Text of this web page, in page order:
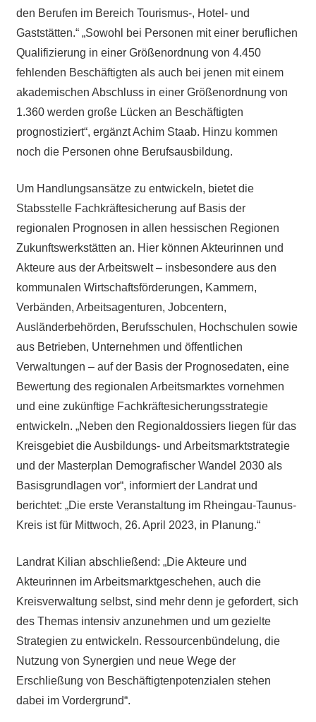
den Berufen im Bereich Tourismus-, Hotel- und
Gaststätten.“ „Sowohl bei Personen mit einer beruflichen
Qualifizierung in einer Größenordnung von 4.450
fehlenden Beschäftigten als auch bei jenen mit einem
akademischen Abschluss in einer Größenordnung von
1.360 werden große Lücken an Beschäftigten
prognostiziert“, ergänzt Achim Staab. Hinzu kommen
noch die Personen ohne Berufsausbildung.
Um Handlungsansätze zu entwickeln, bietet die
Stabsstelle Fachkräftesicherung auf Basis der
regionalen Prognosen in allen hessischen Regionen
Zukunftswerkstätten an. Hier können Akteurinnen und
Akteure aus der Arbeitswelt – insbesondere aus den
kommunalen Wirtschaftsförderungen, Kammern,
Verbänden, Arbeitsagenturen, Jobcentern,
Ausländerbehörden, Berufsschulen, Hochschulen sowie
aus Betrieben, Unternehmen und öffentlichen
Verwaltungen – auf der Basis der Prognosedaten, eine
Bewertung des regionalen Arbeitsmarktes vornehmen
und eine zukünftige Fachkräftesicherungsstrategie
entwickeln. „Neben den Regionaldossiers liegen für das
Kreisgebiet die Ausbildungs- und Arbeitsmarktstrategie
und der Masterplan Demografischer Wandel 2030 als
Basisgrundlagen vor“, informiert der Landrat und
berichtet: „Die erste Veranstaltung im Rheingau-Taunus-
Kreis ist für Mittwoch, 26. April 2023, in Planung.“
Landrat Kilian abschließend: „Die Akteure und
Akteurinnen im Arbeitsmarktgeschehen, auch die
Kreisverwaltung selbst, sind mehr denn je gefordert, sich
des Themas intensiv anzunehmen und um gezielte
Strategien zu entwickeln. Ressourcenbündelung, die
Nutzung von Synergien und neue Wege der
Erschließung von Beschäftigtenpotenzialen stehen
dabei im Vordergrund“.